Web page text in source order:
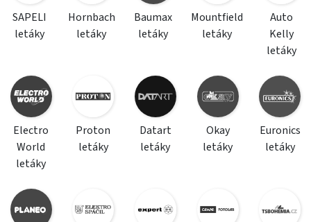
SAPELI
letáky
Hornbach
letáky
Baumax
letáky
Mountfield
letáky
Auto
Kelly
letáky
Electro
World
letáky
Proton
letáky
Datart
letáky
Okay
letáky
Euronics
letáky